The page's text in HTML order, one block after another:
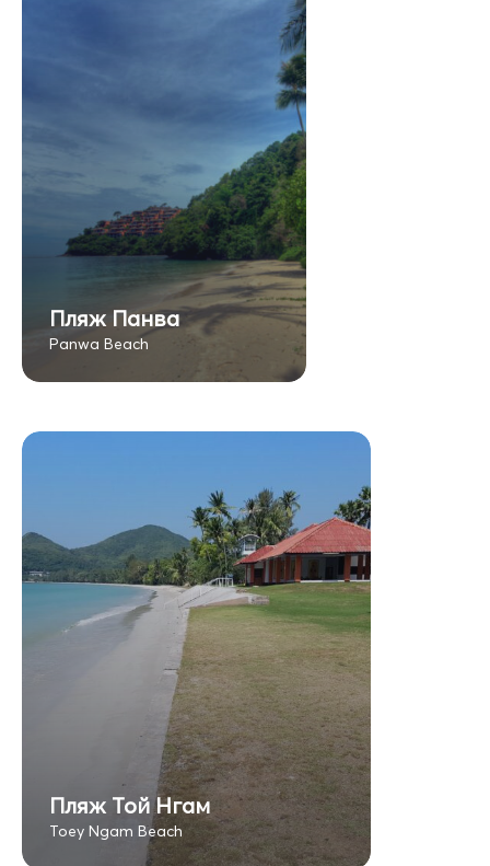
Пляж Панва
Panwa Beach
Пляж Той Нгам
Toey Ngam Beach